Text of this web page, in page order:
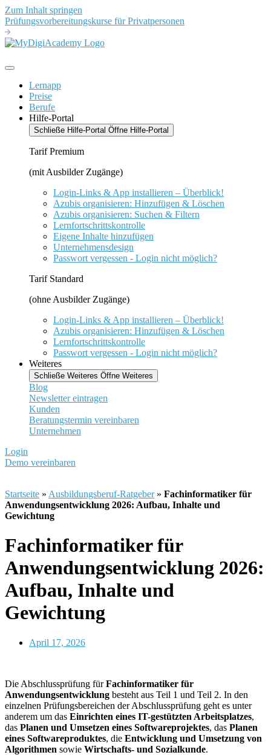
Zum Inhalt springen
Prüfungsvorbereitungskurse für Privatpersonen
Lernapp
Preise
Berufe
Hilfe-Portal
Schließe Hilfe-Portal Öffne Hilfe-Portal
Tarif Premium
(mit Ausbilder Zugänge)
Login-Links & App installieren – Überblick!
Azubis organisieren: Hinzufügen & Löschen
Azubis organisieren: Suchen & Filtern
Lernfortschrittskontrolle
Eigene Inhalte hinzufügen
Unternehmensdesign
Passwort vergessen - Login nicht möglich?
Tarif Standard
(ohne Ausbilder Zugänge)
Login-Links & App installieren – Überblick!
Azubis organisieren: Hinzufügen & Löschen
Lernfortschrittskontrolle
Passwort vergessen - Login nicht möglich?
Weiteres
Schließe Weiteres Öffne Weiteres
Blog
Newsletter eintragen
Kunden
Beratungstermin vereinbaren
Unternehmen
Login
Demo vereinbaren
Startseite » Ausbildungsberuf-Ratgeber» Fachinformatiker für
Anwendungsentwicklung 2026: Aufbau, Inhalte und
Gewichtung
Fachinformatiker für
Anwendungsentwicklung 2026:
Aufbau, Inhalte und
Gewichtung
April 17, 2026
Die Abschlussprüfung fürFachinformatiker für
Anwendungsentwicklung besteht aus Teil 1 und Teil 2. In den
einzelnen Prüfungsbereichen der Abschlussprüfung geht es unter
anderem um das Einrichten eines IT-gestützten Arbeitsplatzes,
das Planen und Umsetzen eines Softwareprojektes, das Planen
eines Softwareproduktes, die Entwicklung und Umsetzung von
Algorithmen sowie Wirtschafts- und Sozialkunde.